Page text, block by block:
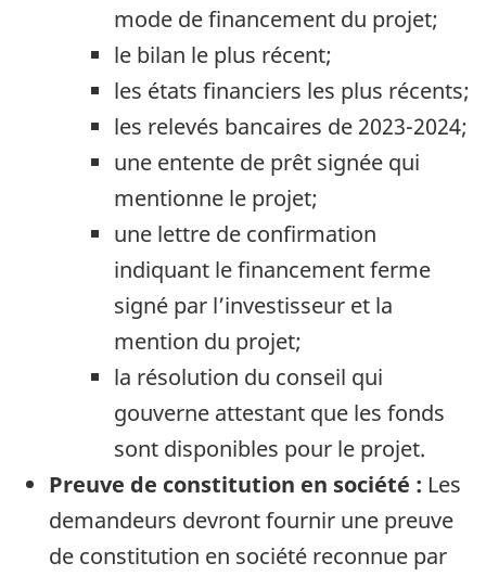
mode de financement du projet;
le bilan le plus récent;
les états financiers les plus récents;
les relevés bancaires de 2023-2024;
une entente de prêt signée qui
mentionne le projet;
une lettre de confirmation
indiquant le financement ferme
signé par l’investisseur et la
mention du projet;
la résolution du conseil qui
gouverne attestant que les fonds
sont disponibles pour le projet.
Preuve de constitution en société : Les
demandeurs devront fournir une preuve
de constitution en société reconnue par